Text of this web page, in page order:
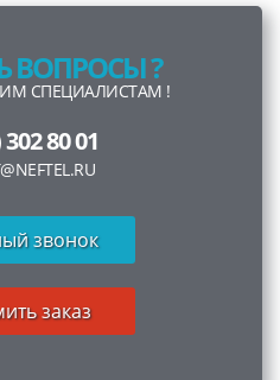
ВОПРОСЫ ?
СПЕЦИАЛИСТАМ !
80 01
звонок
заказ